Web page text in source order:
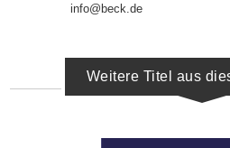
info@beck.de
Weitere Titel aus